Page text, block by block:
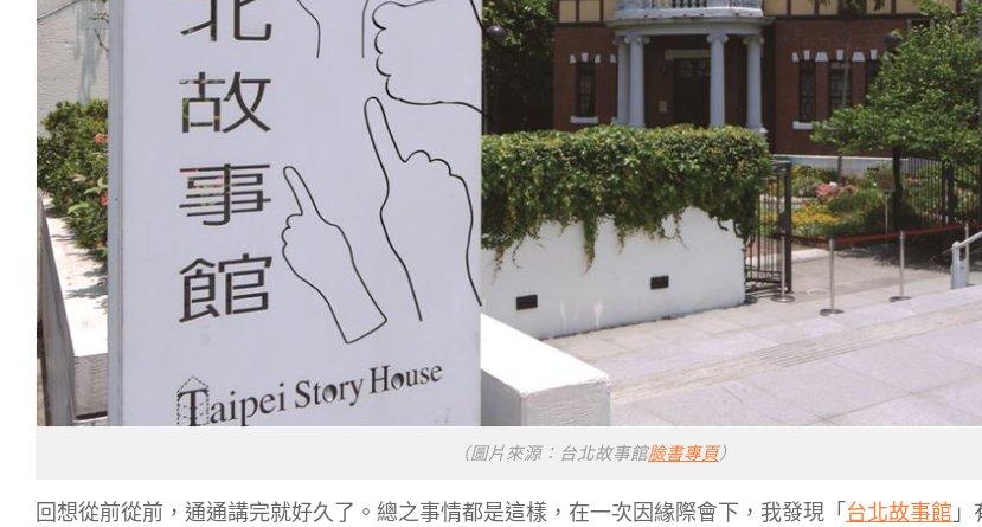
（圖片來源：台北故事館臉書專頁）
回想從前從前，通通講完就好久了。總之事情都是這樣，在一次因緣際會下，我發現「 台北故事館